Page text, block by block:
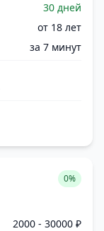
30 дней
от 18 лет
за 7 минут
0%
2000 - 30000 ₽